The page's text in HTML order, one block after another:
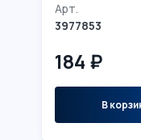
Арт.
3977853
184 ₽
В